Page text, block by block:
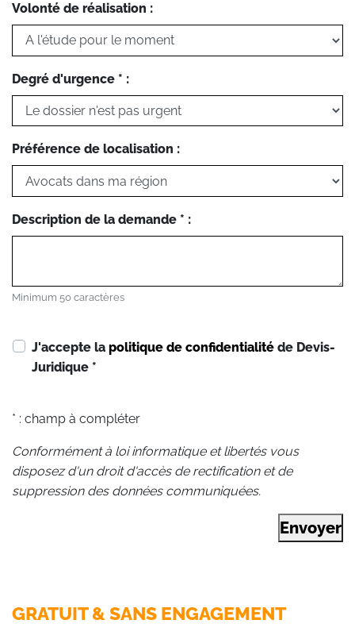
Volonté de réalisation :
Degré d'urgence * :
Préférence de localisation :
Description de la demande * :
Minimum 50 caractères
J'accepte la politique de confidentialité de Devis-
Juridique *
* : champ à compléter
Conformément à loi informatique et libertés vous
disposez d'un droit d'accès de rectification et de
suppression des données communiquées.
Envoyer
GRATUIT & SANS ENGAGEMENT